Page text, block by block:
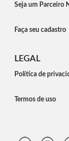
Seja um Parceiro
Faça seu cadastro
LEGAL
Política de
Termos de uso